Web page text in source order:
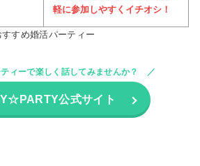
軽に参加しやすくイチオシ！
すすめ婚活パーティー
ィーで楽しく話してみませんか？
公式サイト